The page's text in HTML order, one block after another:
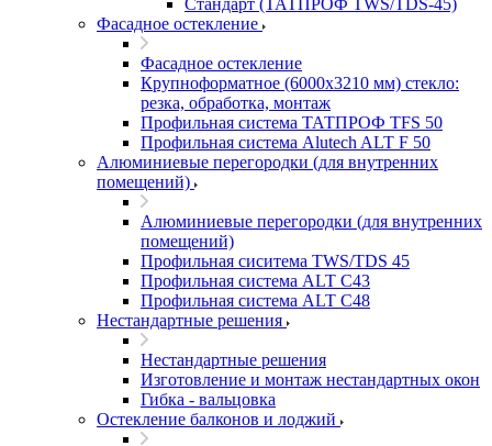
Стандарт (ТАТПРОФ TWS/TDS-45)
Фасадное остекление
Фасадное остекление
Крупноформатное (6000x3210 мм) стекло:
резка, обработка, монтаж
Профильная система ТАТПРОФ TFS 50
Профильная система Alutech ALT F 50
Алюминиевые перегородки (для внутренних
помещений)
Алюминиевые перегородки (для внутренних
помещений)
Профильная сиситема TWS/TDS 45
Профильная система ALT C43
Профильная система ALT C48
Нестандартные решения
Нестандартные решения
Изготовление и монтаж нестандартных окон
Гибка - вальцовка
Остекление балконов и лоджий